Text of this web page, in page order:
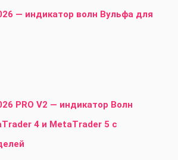
— индикатор волн Вульфа для
PRO V2 — индикатор Волн
4 и MetaTrader 5 с